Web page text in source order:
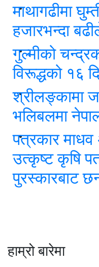
माथागढीमा
हजारभन्दा
गुल्मीको
विरूद्धको १६
श्रीलङ्कामा
भलिबलमा
पत्रकार माधव
उत्कृष्ट कृषि
पुरस्कारबाट
हाम्रो बारेमा